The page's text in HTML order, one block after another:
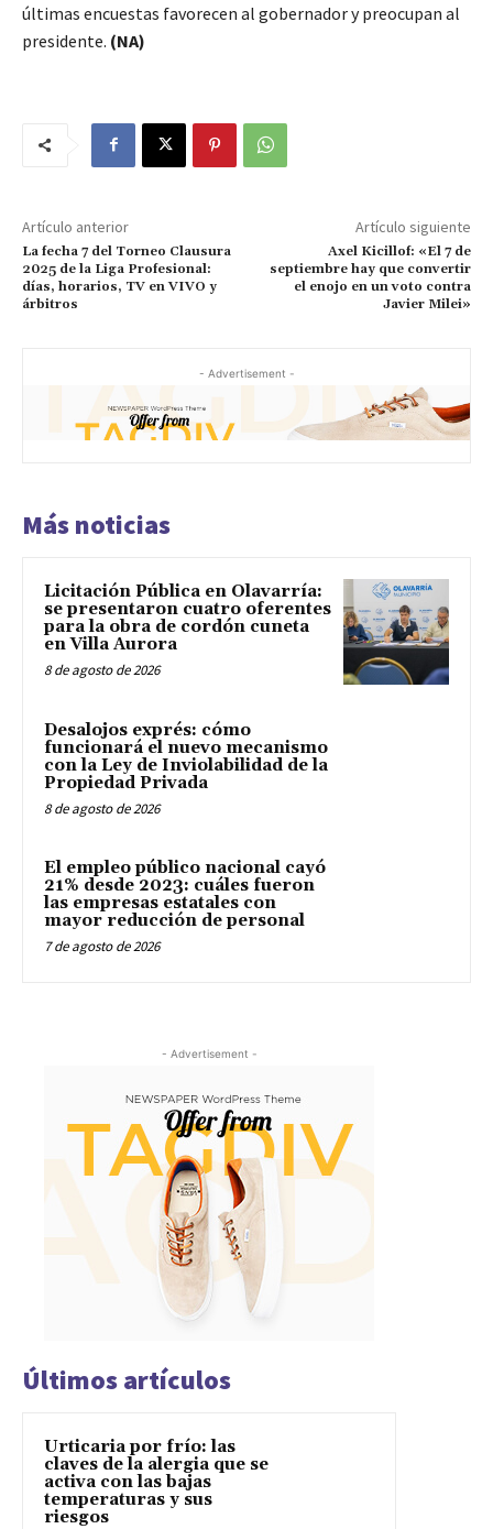
últimas encuestas favorecen al gobernador y preocupan al
presidente. (NA)
Artículo anterior
La fecha 7 del Torneo Clausura
2025 de la Liga Profesional:
días, horarios, TV en VIVO y
árbitros
Artículo siguiente
Axel Kicillof: «El 7 de
septiembre hay que convertir
el enojo en un voto contra
Javier Milei»
- Advertisement -
Más noticias
Licitación Pública en Olavarría:
se presentaron cuatro oferentes
para la obra de cordón cuneta
en Villa Aurora
8 de agosto de 2026
Desalojos exprés: cómo
funcionará el nuevo mecanismo
con la Ley de Inviolabilidad de la
Propiedad Privada
8 de agosto de 2026
El empleo público nacional cayó
21% desde 2023: cuáles fueron
las empresas estatales con
mayor reducción de personal
7 de agosto de 2026
- Advertisement -
Últimos artículos
Urticaria por frío: las
claves de la alergia que se
activa con las bajas
temperaturas y sus
riesgos